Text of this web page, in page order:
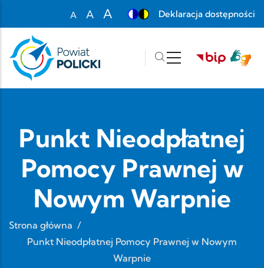
A
Set font size to 100%
A
A
Deklaracja dostępności
Punkt Nieodpłatnej
Pomocy Prawnej w
Nowym Warpnie
Strona główna /
Punkt Nieodpłatnej Pomocy Prawnej w Nowym
Warpnie